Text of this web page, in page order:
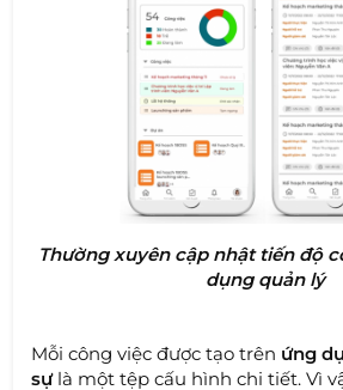
Thường xuyên cập nhật tiến độ
dụng quản lý
Mỗi công việc được tạo trên ứng
sựlà một tệp cấu hình chi tiết. Vì